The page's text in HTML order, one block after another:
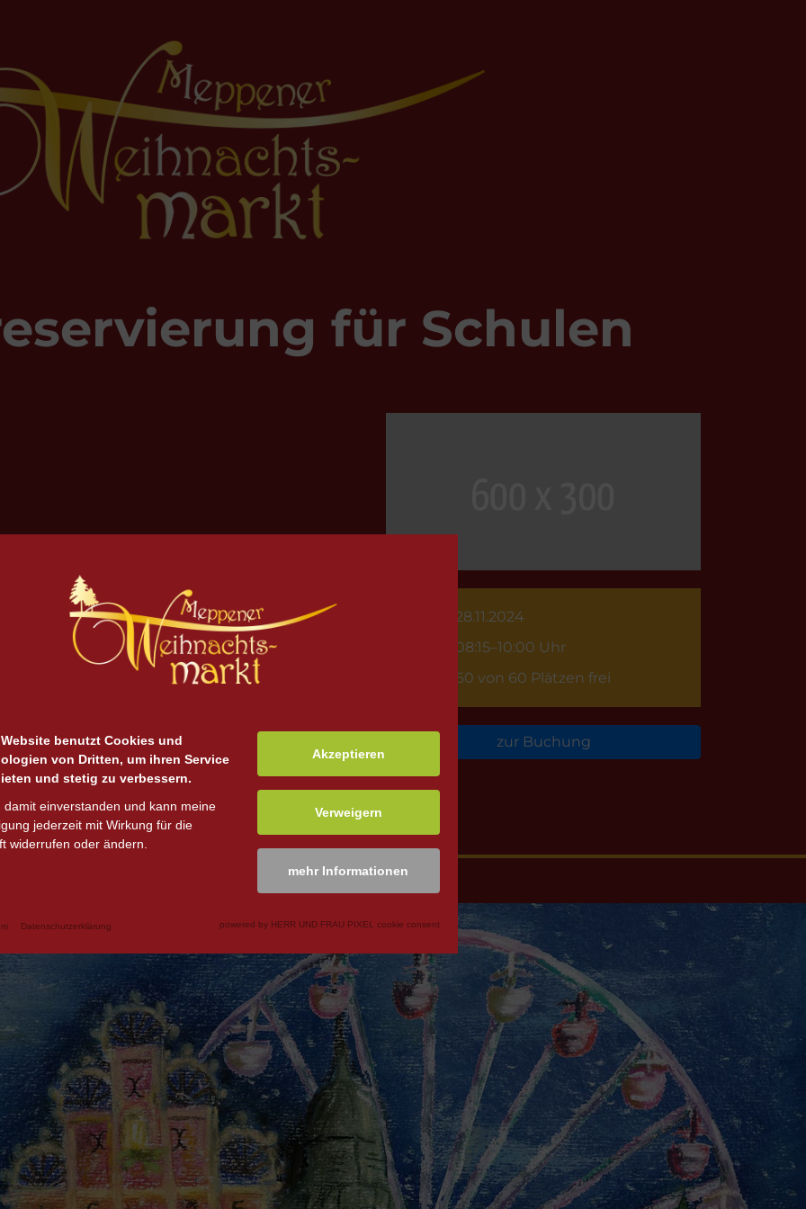
für Schulen
28.11.2024
08:15–10:00 Uhr
60 von 60 Plätzen frei
zur Buchung
Website benutzt Cookies und
von Dritten, um ihren Service
und stetig zu verbessern.
damit einverstanden und kann meine
jederzeit mit Wirkung für die
widerrufen oder ändern.
Akzeptieren
Verweigern
mehr Informationen
Datenschutzerklärung powered by HERR UND FRAU PIXEL cookie consent